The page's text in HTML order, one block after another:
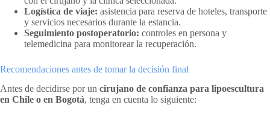
Logística de viaje: asistencia para reserva de hoteles, transporte
y servicios necesarios durante la estancia.
Seguimiento postoperatorio: controles en persona y
telemedicina para monitorear la recuperación.
Recomendaciones antes de tomar la decisión final
Antes de decidirse por un cirujano de confianza para lipoescultura
en Chile o en Bogotá, tenga en cuenta lo siguiente: